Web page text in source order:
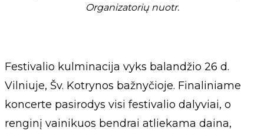
Organizatorių nuotr.
Festivalio kulminacija vyks balandžio 26 d.
Vilniuje, Šv. Kotrynos bažnyčioje. Finaliniame
koncerte pasirodys visi festivalio dalyviai, o
renginį vainikuos bendrai atliekama daina,